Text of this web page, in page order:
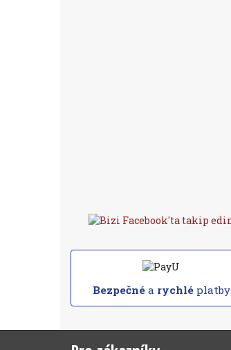
Bezpečnéa rychléplatby